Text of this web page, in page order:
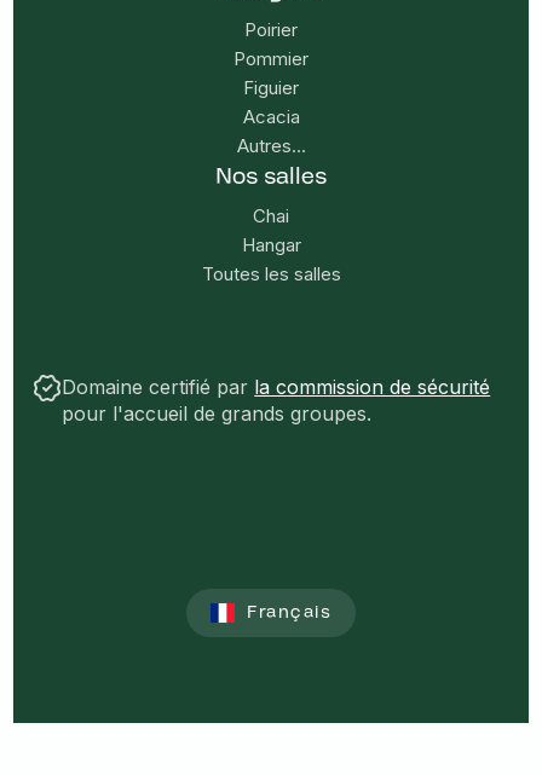
Poirier
Pommier
Figuier
Acacia
Autres...
Nos salles
Chai
Hangar
Toutes les salles
Domaine certifié par la commission de sécurité
pour l'accueil de grands groupes.
Français